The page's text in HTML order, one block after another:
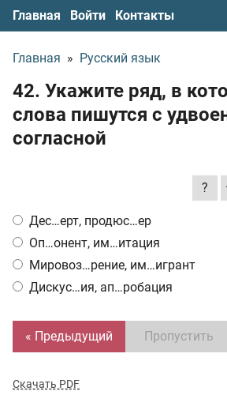
Главная Войти Контакты
Главная » Русский язык
42. Укажите ряд, в
слова пишутся с
согласной
?
Дес…ерт, продюс…ер
Оп…онент, им…итация
Мировоз…рение, им…игрант
Дискус…ия, ап…робация
« Предыдущий Пропустить
Скачать PDF